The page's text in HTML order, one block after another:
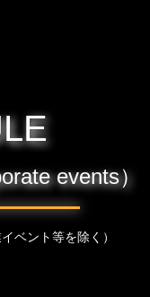
events）
ベント等を除く）